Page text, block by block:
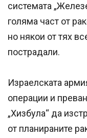
системата
голяма част от
но някои от тях
пострадали.
Израелската
операции и
„Хизбула“ да
от планираните